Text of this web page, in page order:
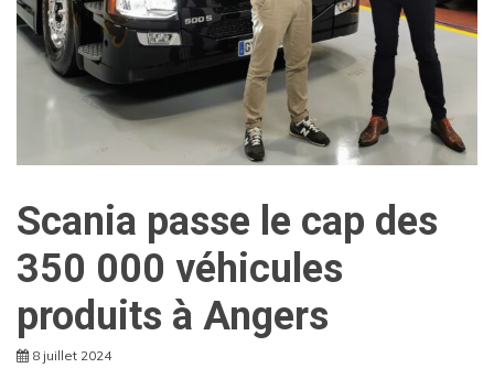
Scania passe le cap des
350 000 véhicules
produits à Angers
8 juillet 2024